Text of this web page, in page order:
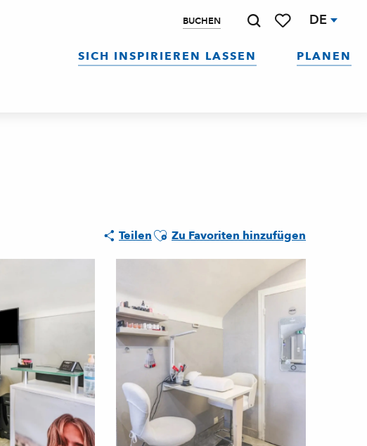
BUCHEN DE
SICH INSPIRIEREN LASSEN PLANEN
TeilenAjouter aux favoris
Zu Favoriten hinzufügen